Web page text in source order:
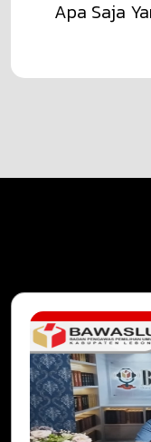
Apa Saja